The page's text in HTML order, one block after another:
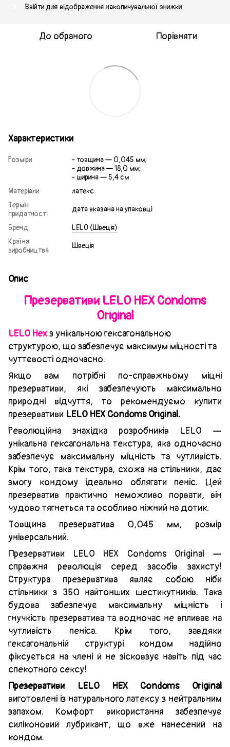
Ввійти для відображення накопичувальної знижки
До обраного Порівняти
Характеристики
Розміри
- товщина — 0,045 мм;
- довжина — 18,0 мм;
- ширина — 5,4 см
Матеріали
латекс
Термін
придатності
дата вказана на упаковці
Бренд
LELO (Швеція)
Країна
виробництва
Швеція
Опис
Презервативи LELO HEX Condoms
Original
LELO Hexз унікальною гексагональною
структурою, що забезпечує максимум міцності та
чуттєвості одночасно.
Якщо вам потрібні по-справжньому міцні
презервативи, які забезпечують максимально
природні відчуття, то рекомендуємо купити
презервативи LELO HEX Condoms Original.
Революційна знахідка розробників LELO —
унікальна гексагональна текстура, яка одночасно
забезпечує максимальну міцність та чутливість.
Крім того, така текстура, схожа на стільники, дає
змогу кондому ідеально облягати пеніс. Цей
презерватив практично неможливо порвати, він
чудово тягнеться та особливо ніжний на дотик.
Товщина презерватива 0,045 мм, розмір
універсальний.
Презервативи LELO HEX Condoms Original —
справжня революція серед засобів захисту!
Структура презерватива являє собою ніби
стільники з 350 найтонших шестикутників. Така
будова забезпечує максимальну міцність і
гнучкість презерватива та водночас не впливає на
чутливість пеніса. Крім того, завдяки
гексагональній структурі кондом надійно
фіксується на члені й не зісковзує навіть під час
спекотного сексу!
Презервативи LELO HEX Condoms Original
виготовлені із натурального латексу з нейтральним
запахом. Комфорт використання забезпечує
силіконовий лубрикант, що вже нанесений на
кондом.